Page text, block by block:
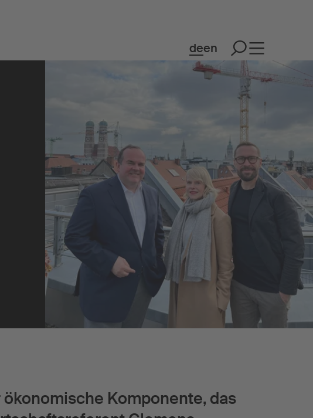
deen
Komponente, das